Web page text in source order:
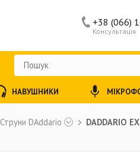
Струни DAddario DADDARIO
Консультація
+38 (066)
НАВУШНИКИ